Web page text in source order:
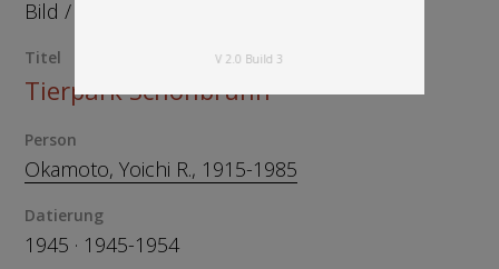
V 2.0 Build 3
Bild/
Titel
Tierpark Schönbrunn
Person
Okamoto, Yoichi R., 1915-1985
Datierung
1945 · 1945-1954